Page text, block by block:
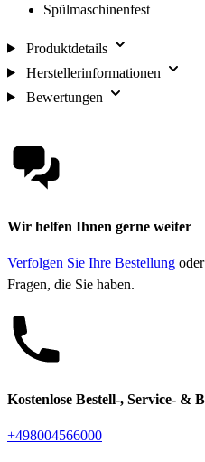
Spülmaschinenfest
Produktdetails
Herstellerinformationen
Bewertungen
Wir helfen Ihnen gerne weiter
Verfolgen Sie Ihre Bestellung oder
Fragen, die Sie haben.
Kostenlose Bestell-, Service- &
+498004566000